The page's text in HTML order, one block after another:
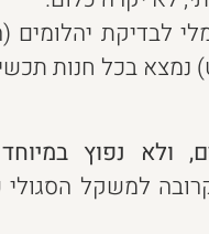
לבדיקת יהלומים
נמצא בכל חנות
ולא נפוץ
למשקל הסגולי